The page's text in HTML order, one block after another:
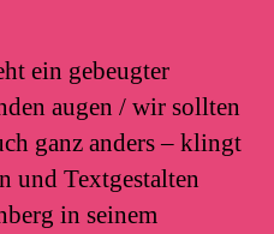
ein gebeugter
augen / wir sollten
ganz anders – klingt
und Textgestalten
in seinem